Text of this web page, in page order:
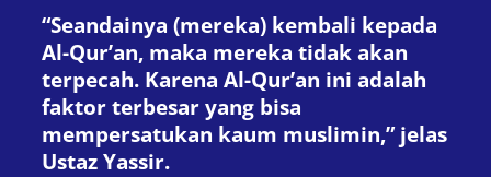
“Seandainya (mereka) kembali kepada
Al-Qur’an, maka mereka tidak akan
terpecah. Karena Al-Qur’an ini adalah
faktor terbesar yang bisa
mempersatukan kaum muslimin,” jelas
Ustaz Yassir.